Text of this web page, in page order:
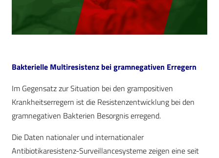
Bakterielle Multiresistenz bei ­gramnegativen Erregern
Im Gegensatz zur Situation bei den grampositiven
Krankheitserregern ist die Resistenzentwicklung bei den
gramnegativen Bakterien Besorgnis erregend.
Die Daten nationaler und internationaler
Antibiotikaresistenz-Surveillancesysteme zeigen eine seit